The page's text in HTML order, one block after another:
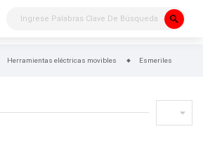
search
Herramientas eléctricas movibles Esmeriles
